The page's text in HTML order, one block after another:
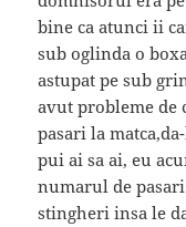
bine ca atunci ii
sub oglinda o
astupat pe sub
avut probleme de
pasari la
pui ai sa ai, eu
numarul de
stingheri insa le